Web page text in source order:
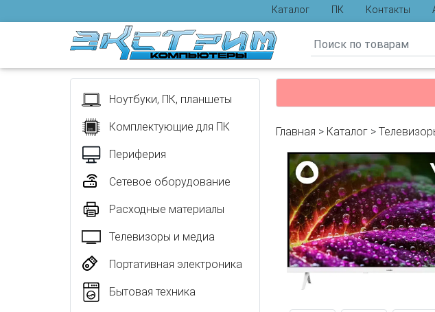
Каталог ПК Контакты
Отзывы
Ноутбуки, ПК, планшеты
Комплектующие для ПК
Периферия
Сетевое оборудование
Расходные материалы
Телевизоры и медиа
Портативная электроника
Бытовая техника
Главная > Каталог >